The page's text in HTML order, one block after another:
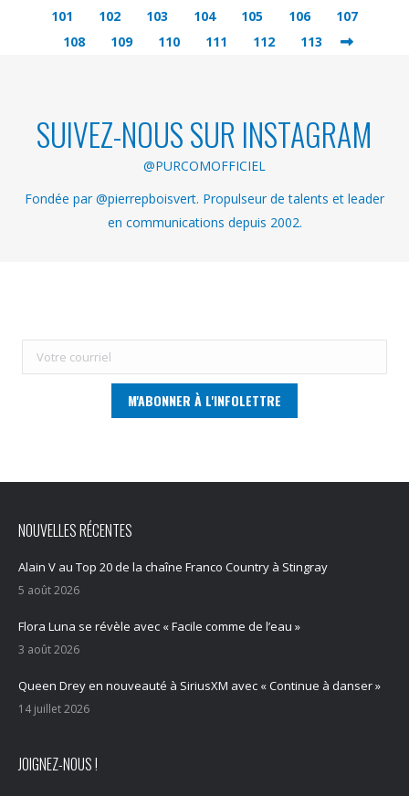
101
102 103 104 105 106
107
108
109 110 111 112 113
SUIVEZ-NOUS SUR INSTAGRAM
@PURCOMOFFICIEL
Fondée par @pierrepboisvert. Propulseur de talents et leader
en communications depuis 2002.
NOUVELLES RÉCENTES
Alain V au Top 20 de la chaîne Franco Country à Stingray
5 août 2026
Flora Luna se révèle avec « Facile comme de l’eau »
3 août 2026
Queen Drey en nouveauté à SiriusXM avec « Continue à danser »
14 juillet 2026
JOIGNEZ-NOUS !